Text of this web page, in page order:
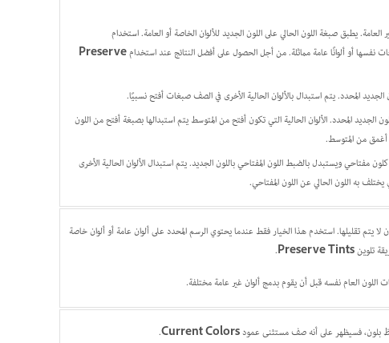
العامة. يطبق صبغة اللون الحالي على اللون الجديد للألوان الخاصة أو العامة. استخدام
أو ألوانًا عامة مماثلة. من أجل الحصول على أفضل النتائج عند استخدامPreserve
المحدد. يتم استبدال بالألوان الحالية الأخرى في الصف صبغات أفتح نسبيًا.
الجديد المحدد. الألوان الحالية التي تكون أفتح من المتوسط يتم استبدالها بصبغة أفتح من اللون
أغمق من المتوسط.
كلون مفتاحي ويستبدل بالضبط اللون المفتاحي باللون الجديد. يتم استبدال الألوان الحالية الأخرى
به اللون الحالي عن اللون المفتاحي.
لا يتم تقليلها. استخدم هذا الخيار فقط عندما يحتوي الرسم المحدد على ألوان عامة أو ألوان خاصة
Preserve Tints
.
اللون العام نفسه قبل أن يقوم بدمج ألوان غير عامة مختلفة.
بلون، فسيظهر على أنه صف مستثنى عمودCurrent Colors
.